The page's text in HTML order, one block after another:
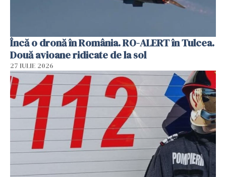
Încă o dronă în România. RO-ALERT în Tulcea.
Două avioane ridicate de la sol
27 IULIE 2026